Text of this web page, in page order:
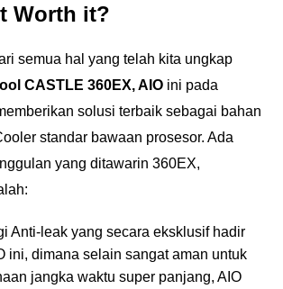
Worth it?
semua hal yang telah kita ungkap
CASTLE 360EX, AIO ini pada
solusi terbaik sebagai bahan
standar bawaan prosesor. Ada
yang ditawarin 360EX,
Anti-leak yang secara eksklusif hadir
ini, dimana selain sangat aman untuk
jangka waktu super panjang, AIO